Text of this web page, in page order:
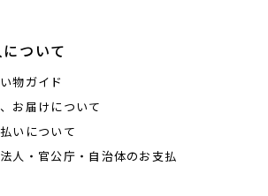
ついて
物ガイド
お届けについて
いについて
人・官公庁・自治体のお支払